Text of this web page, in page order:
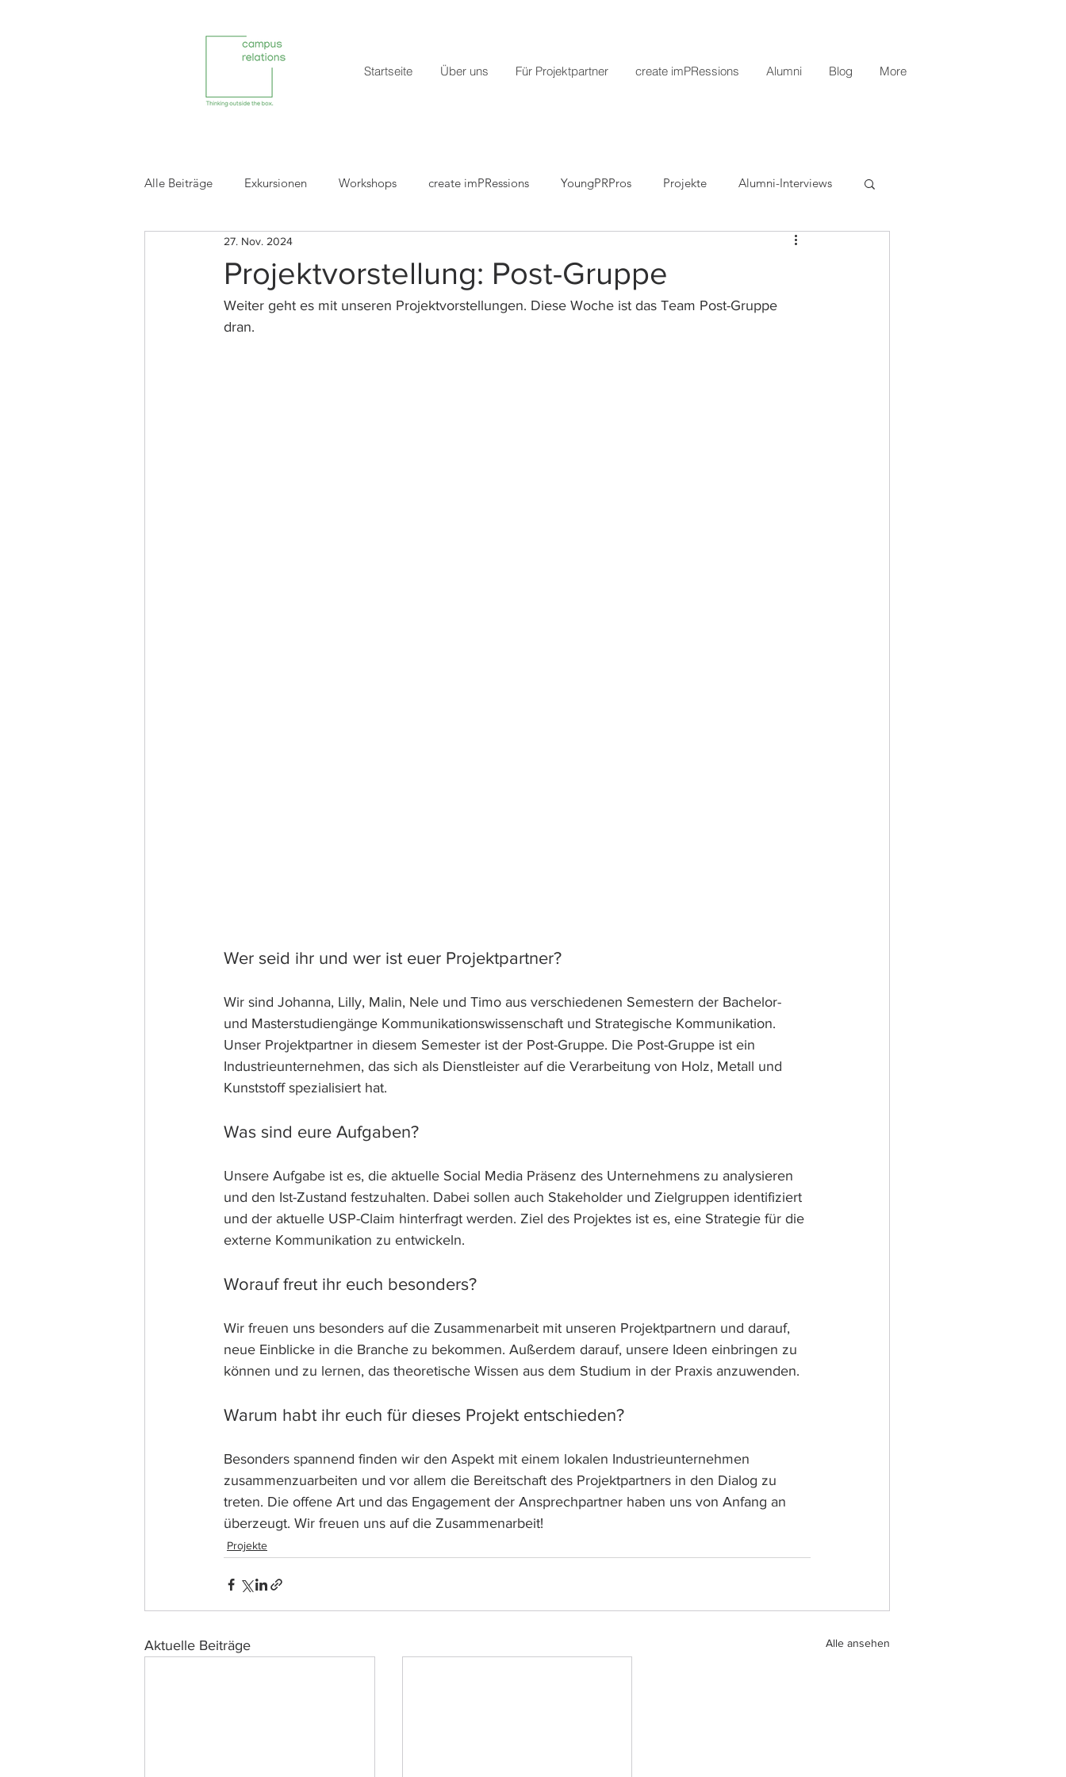
Startseite Über uns Für Projektpartner create imPRessions Alumni Blog More
Alle Beiträge Exkursionen Workshops create imPRessions YoungPRPros Projekte Alumni-Interviews
Reviews ehemaliger Projektpartner
Projektvorstellung: Post-Gruppe
27. Nov. 2024
Weiter geht es mit unseren Projektvorstellungen. Diese Woche ist das Team Post-Gruppe
dran.
Wer seid ihr und wer ist euer Projektpartner?
Wir sind Johanna, Lilly, Malin, Nele und Timo aus verschiedenen Semestern der Bachelor-
und Masterstudiengänge Kommunikationswissenschaft und Strategische Kommunikation.
Unser Projektpartner in diesem Semester ist der Post-Gruppe. Die Post-Gruppe ist ein
Industrieunternehmen, das sich als Dienstleister auf die Verarbeitung von Holz, Metall und
Kunststoff spezialisiert hat.
Was sind eure Aufgaben?
Unsere Aufgabe ist es, die aktuelle Social Media Präsenz des Unternehmens zu analysieren
und den Ist-Zustand festzuhalten. Dabei sollen auch Stakeholder und Zielgruppen identifiziert
und der aktuelle USP-Claim hinterfragt werden. Ziel des Projektes ist es, eine Strategie für die
externe Kommunikation zu entwickeln.
Worauf freut ihr euch besonders?
Wir freuen uns besonders auf die Zusammenarbeit mit unseren Projektpartnern und darauf,
neue Einblicke in die Branche zu bekommen. Außerdem darauf, unsere Ideen einbringen zu
können und zu lernen, das theoretische Wissen aus dem Studium in der Praxis anzuwenden.
Warum habt ihr euch für dieses Projekt entschieden?
Besonders spannend finden wir den Aspekt mit einem lokalen Industrieunternehmen
zusammenzuarbeiten und vor allem die Bereitschaft des Projektpartners in den Dialog zu
treten. Die offene Art und das Engagement der Ansprechpartner haben uns von Anfang an
überzeugt. Wir freuen uns auf die Zusammenarbeit!
Projekte
Aktuelle Beiträge Alle ansehen